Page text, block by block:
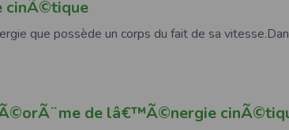
que possède un corps du fait de sa
de lâ€™Ã©nergie